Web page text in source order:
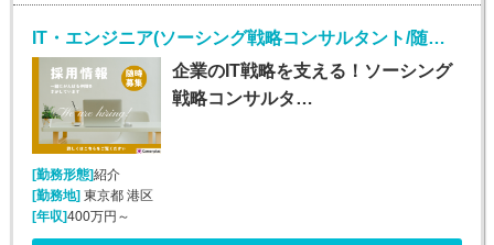
IT・エンジニア(ソーシング戦略コンサルタント/随時入社/正社員)
企業のIT戦略を支える！ソーシング
戦略コンサルタ…
[勤務形態]紹介
[勤務地]東京都 港区
[年収]400万円～